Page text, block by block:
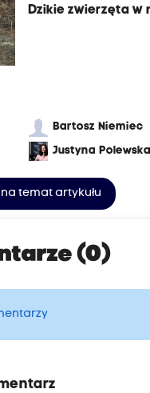
Dzikie zwierzęta w
Bartosz Niemiec
Justyna
temat artykułu
(0)